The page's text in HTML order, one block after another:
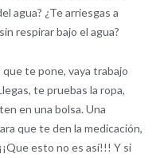
agua? ¿Te arriesgas a
respirar bajo el agua?
te pone, vaya trabajo
te pruebas la ropa,
en una bolsa. Una
que te den la medicación,
esto no es así!!! Y si